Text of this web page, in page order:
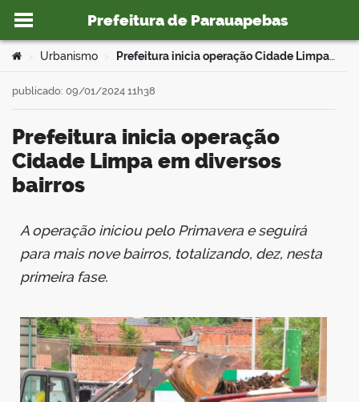
Ir para o conteúdo
Prefeitura de Parauapebas
portal
Você está aqui:
Urbanismo Prefeitura inicia operação Cidade Limpa em diversos bairros
Prefeitura inicia operação
Cidade Limpa em diversos
bairros
publicado: 09/01/2024 11h38
A operação iniciou pelo Primavera e seguirá
para mais nove bairros, totalizando, dez, nesta
primeira fase.